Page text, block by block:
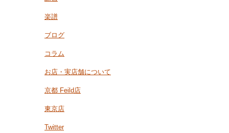
楽譜
ブログ
コラム
お店・実店舗について
京都 Feild店
東京店
Twitter